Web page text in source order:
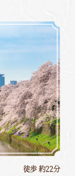
徒歩 約22分